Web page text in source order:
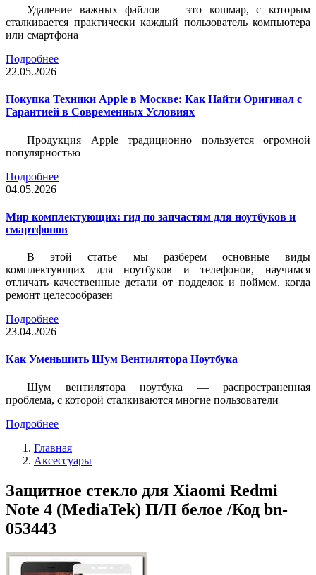
Удаление важных файлов — это кошмар, с которым
сталкивается практически каждый пользователь компьютера
или смартфона
Подробнее
22.05.2026
Покупка Техники Apple в Москве: Как Найти Оригинал с
Гарантией в Современных Условиях
Продукция Apple традиционно пользуется огромной
популярностью
Подробнее
04.05.2026
Мир комплектующих: гид по запчастям для ноутбуков и
смартфонов
В этой статье мы разберем основные виды
комплектующих для ноутбуков и телефонов, научимся
отличать качественные детали от подделок и поймем, когда
ремонт целесообразен
Подробнее
23.04.2026
Как Уменьшить Шум Вентилятора Ноутбука
Шум вентилятора ноутбука — распространенная
проблема, с которой сталкиваются многие пользователи
Подробнее
Главная
Аксессуары
Защитное стекло для Xiaomi Redmi
Note 4 (MediaTek) П/П белое /Код bn-
053443